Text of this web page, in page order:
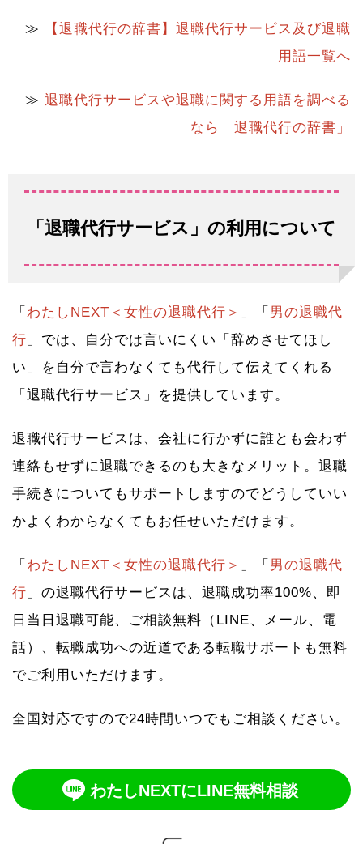
≫
【退職代行の辞書】退職代行サービス及び退職
用語一覧へ
≫ 退職代行サービスや退職に関する用語を調べる
なら「退職代行の辞書」
「退職代行サービス」の利用について
「 わたしNEXT＜女性の退職代行＞ 」「 男の退職代
行 」では、自分では言いにくい「辞めさせてほし
い」を自分で言わなくても代行して伝えてくれる
「退職代行サービス」を提供しています。
退職代行サービスは、会社に行かずに誰とも会わず
連絡もせずに退職できるのも大きなメリット。退職
手続きについてもサポートしますのでどうしていい
かよくわからなくてもお任せいただけます。
「 わたしNEXT＜女性の退職代行＞ 」「 男の退職代
行 」の退職代行サービスは、退職成功率100%、即
日当日退職可能、ご相談無料（LINE、メール、電
話）、転職成功への近道である転職サポートも無料
でご利用いただけます。
全国対応ですので24時間いつでもご相談ください。
わたしNEXTにLINE無料相談